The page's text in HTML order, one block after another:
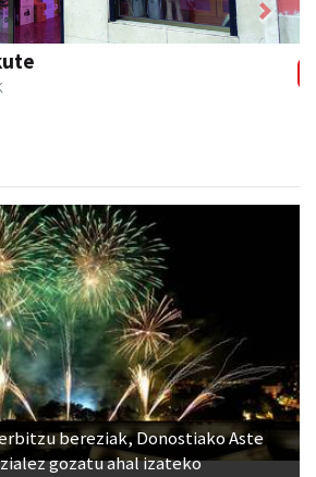
Next
bereziak, Donostiako Aste
gozatu ahal izateko